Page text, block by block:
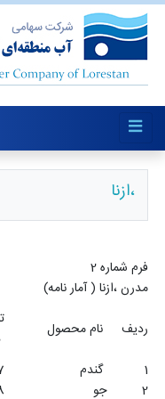
متوسط نرخ
یک کیلو
شرح قیمت
یک کیلو گرم
تضمینی
تضمینی